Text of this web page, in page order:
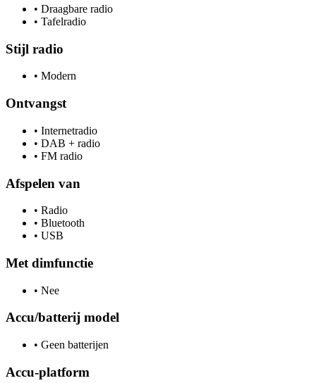
• Draagbare radio
• Tafelradio
Stijl radio
• Modern
Ontvangst
• Internetradio
• DAB + radio
• FM radio
Afspelen van
• Radio
• Bluetooth
• USB
Met dimfunctie
• Nee
Accu/batterij model
• Geen batterijen
Accu-platform